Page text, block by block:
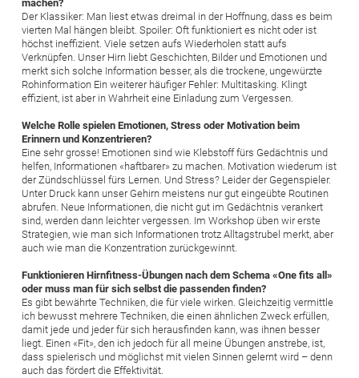
machen?
Der Klassiker: Man liest etwas dreimal in der Hoffnung, dass es beim
vierten Mal hängen bleibt. Spoiler: Oft funktioniert es nicht oder ist
höchst ineffizient. Viele setzen aufs Wiederholen statt aufs
Verknüpfen. Unser Hirn liebt Geschichten, Bilder und Emotionen und
merkt sich solche Information besser, als die trockene, ungewürzte
Rohinformation Ein weiterer häufiger Fehler: Multitasking. Klingt
effizient, ist aber in Wahrheit eine Einladung zum Vergessen.
Welche Rolle spielen Emotionen, Stress oder Motivation beim
Erinnern und Konzentrieren?
Eine sehr grosse! Emotionen sind wie Klebstoff fürs Gedächtnis und
helfen, Informationen «haftbarer» zu machen. Motivation wiederum ist
der Zündschlüssel fürs Lernen. Und Stress? Leider der Gegenspieler.
Unter Druck kann unser Gehirn meistens nur gut eingeübte Routinen
abrufen. Neue Informationen, die nicht gut im Gedächtnis verankert
sind, werden dann leichter vergessen. Im Workshop üben wir erste
Strategien, wie man sich Informationen trotz Alltagstrubel merkt, aber
auch wie man die Konzentration zurückgewinnt.
Funktionieren Hirnfitness-Übungen nach dem Schema «One fits all»
oder muss man für sich selbst die passenden finden?
Es gibt bewährte Techniken, die für viele wirken. Gleichzeitig vermittle
ich bewusst mehrere Techniken, die einen ähnlichen Zweck erfüllen,
damit jede und jeder für sich herausfinden kann, was ihnen besser
liegt. Einen «Fit», den ich jedoch für all meine Übungen anstrebe, ist,
dass spielerisch und möglichst mit vielen Sinnen gelernt wird – denn
auch das fördert die Effektivität.